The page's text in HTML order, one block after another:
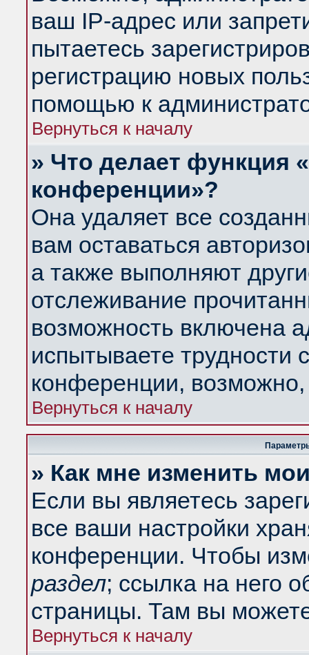
ваш IP-адрес или
пытаетесь
регистрацию новых
помощью к
Вернуться к началу
» Что делает функция
конференции»?
Она удаляет все
вам оставаться
а также выполняют
отслеживание
возможность включена
испытываете трудности
конференции,
Вернуться к началу
» Как мне изменить
Если вы являетесь
все ваши настройки
конференции. Чтобы
раздел; ссылка на него
страницы. Там вы
Вернуться к началу